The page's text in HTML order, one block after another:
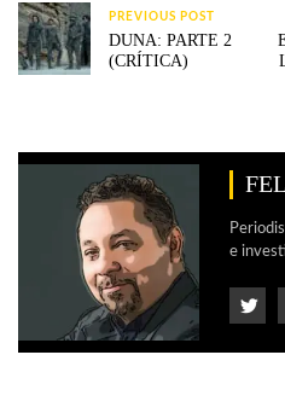
PREVIOUS POST
DUNA: PARTE 2
(CRÍTICA)
e